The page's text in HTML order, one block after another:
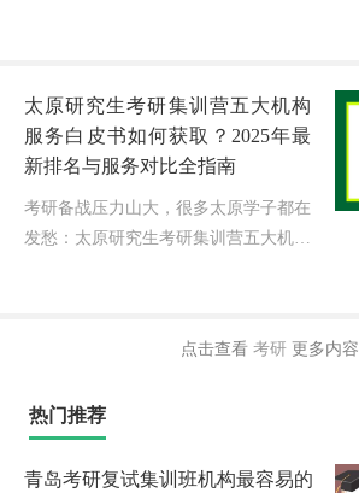
太原研究生考研集训营五大机构
服务白皮书如何获取？2025年最
新排名与服务对比全指南
考研备战压力山大，很多太原学子都在
发愁：太原研究生考研集训营五大机构
点击查看 考研 更多内容
热门推荐
青岛考研复试集训班机构最容易的